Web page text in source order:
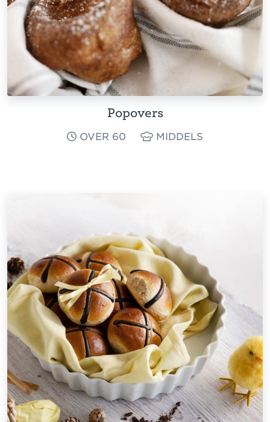
Popovers
OVER 60 MIDDELS